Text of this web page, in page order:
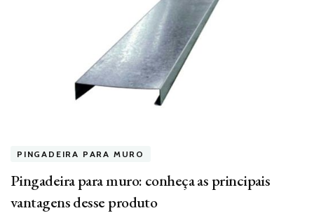
PINGADEIRA PARA MURO
Pingadeira para muro: conheça as principais
vantagens desse produto